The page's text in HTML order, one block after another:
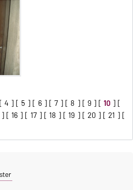
4 ] [ 5 ] [ 6 ] [ 7 ] [ 8 ] [ 9 ] [ 10 ] [
] [ 16 ] [ 17 ] [ 18 ] [ 19 ] [ 20 ] [ 21 ] [